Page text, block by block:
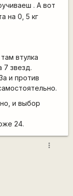
. А вот
на 0, 5 кг
втулка
7 звезд.
и против
и выбор
24.
more_vert